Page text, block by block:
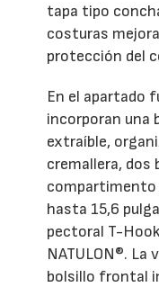
tapa tipo
costuras
protección del
En el apartado
incorporan una
extraíble,
cremallera, dos
compartimento
hasta 15,6
pectoral T-
NATULON®.
bolsillo frontal